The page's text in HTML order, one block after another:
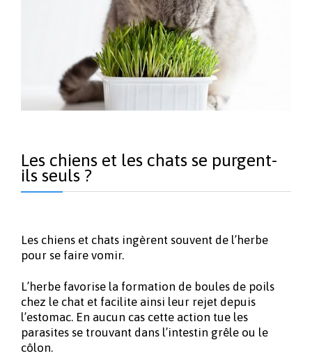
Les chiens et les chats se purgent-
ils seuls ?
Les chiens et chats ingèrent souvent de l’herbe
pour se faire vomir.
L’herbe favorise la formation de boules de poils
chez le chat et facilite ainsi leur rejet depuis
l’estomac. En aucun cas cette action tue les
parasites se trouvant dans l’intestin grêle ou le
côlon.